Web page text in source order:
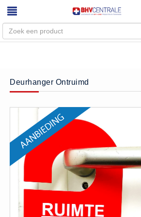
Webshop
Trainingen
E-Learning
Diensten
Keuringen
Bedrijfsnoodplannen
VCA Trajecten
Deurhanger Ontruimd